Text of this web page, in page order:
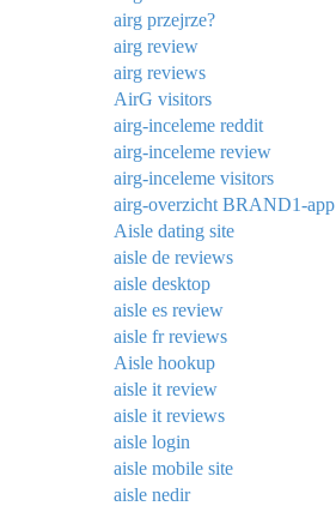
airg przejrze?
airg review
airg reviews
AirG visitors
airg-inceleme reddit
airg-inceleme review
airg-inceleme visitors
airg-overzicht BRAND1-app
Aisle dating site
aisle de reviews
aisle desktop
aisle es review
aisle fr reviews
Aisle hookup
aisle it review
aisle it reviews
aisle login
aisle mobile site
aisle nedir